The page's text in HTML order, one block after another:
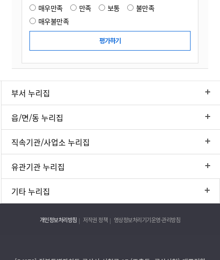
매우만족 만족 보통
불만족
매우불만족
부서 누리집
읍/면/동 누리집
직속기관/사업소 누리집
유관기관 누리집
기타 누리집
개인정보처리방침 저작권 정책 영상정보처리기기운영·관리방침